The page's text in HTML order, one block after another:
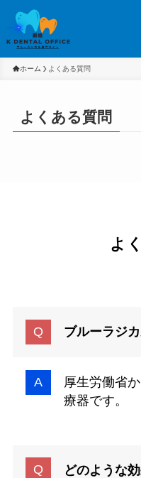
ホーム よくある質問
よくある質問
よ
ブルーラジ
厚生労働省
療器です。
どのような